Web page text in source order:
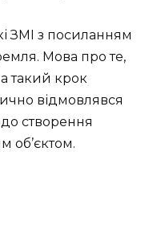
ЗМІ з посиланням
Мова про те,
такий крок
відмовлявся
створення
об’єктом.